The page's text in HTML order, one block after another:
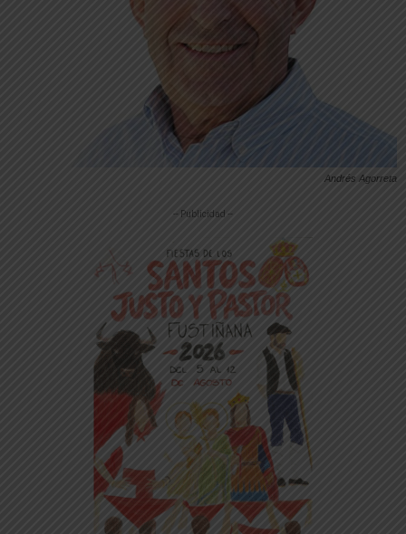
Andrés Agorreta
-- Publicidad --